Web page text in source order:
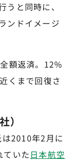
と同時に、
ンドイメージ
額返済。12%
くまで回復さ
）
2010年2月に
ていた日本航空